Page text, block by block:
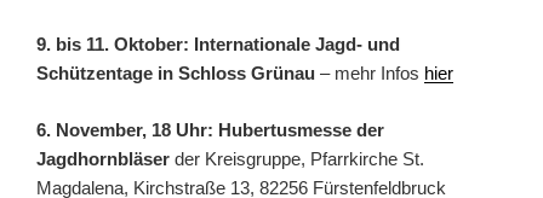
9. bis 11. Oktober: Internationale Jagd- und
Schützentage in Schloss Grünau – mehr Infos hier
6. November, 18 Uhr: Hubertusmesse der
Jagdhornbläser der Kreisgruppe, Pfarrkirche St.
Magdalena, Kirchstraße 13, 82256 Fürstenfeldbruck